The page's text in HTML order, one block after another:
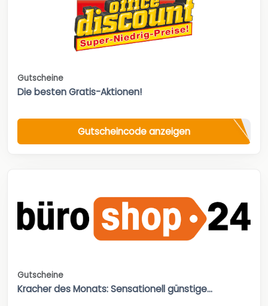
Gutscheine
Die besten Gratis-Aktionen!
Gutscheincode anzeigen
Gutscheine
Kracher des Monats: Sensationell günstige...